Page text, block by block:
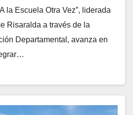
la Escuela Otra Vez”, liderada
Risaralda a través de la
Departamental, avanza en